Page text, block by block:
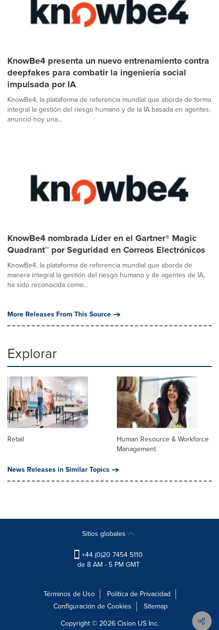
KnowBe4 presenta un nuevo entrenamiento contra
deepfakes para combatir la ingeniería social
impulsada por IA
KnowBe4, la plataforma de referencia mundial que aborda de forma
integral la gestión del riesgo humano y de la IA basada en agentes,
anunció hoy una...
KnowBe4 nombrada Líder en el Gartner® Magic
Quadrant™ por Seguridad en Correos Electrónicos
KnowBe4, la plataforma de referencia mundial que aborda de
manera integral la gestión del riesgo humano y de agentes de IA,
ha sido reconocida como...
More Releases From This Source
Explorar
Retail
Human Resource & Workforce
Management
News Releases in Similar Topics
Sitios globales
+44 (0)20 7454 5110
de 8 AM - 5 PM GMT
Términos de Uso
Política de Privacidad
Configuración de Cookies
Sitemap
Copyright © 2026Cision US Inc.